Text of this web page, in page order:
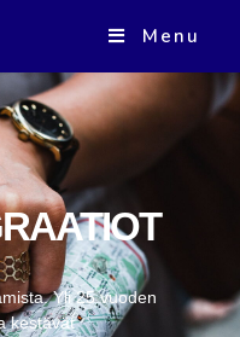
Menu
Yli 25 vuoden
kestävät